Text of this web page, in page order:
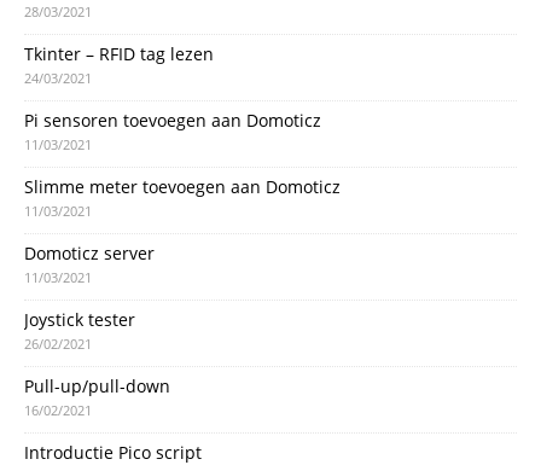
28/03/2021
Tkinter – RFID tag lezen
24/03/2021
Pi sensoren toevoegen aan Domoticz
11/03/2021
Slimme meter toevoegen aan Domoticz
11/03/2021
Domoticz server
11/03/2021
Joystick tester
26/02/2021
Pull-up/pull-down
16/02/2021
Introductie Pico script